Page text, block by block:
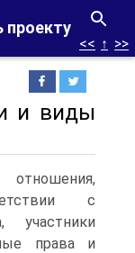
<< ↑ >>
и виды
с
участники
права и